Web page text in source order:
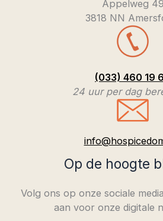
Appelweg 49
3818 NN
(033) 460 19
24 uur per dag
Op de hoogte
Volg ons op onze sociale
aan voor onze digitale